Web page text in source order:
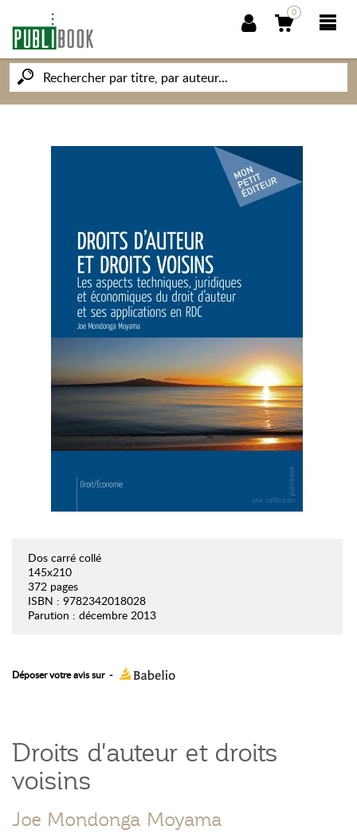
0
NOUVEAUTÉS
PUBLIBOOK
SOCIÉTÉ DES ÉCRIVAINS
CONNAISSANCES ET SAVOIRS
MON PETIT ÉDITEUR
Dos carré collé
145x210
372 pages
ISBN : 9782342018028
Parution : décembre 2013
Déposer votre avis sur -
Droits d'auteur et droits
voisins
Joe Mondonga Moyama